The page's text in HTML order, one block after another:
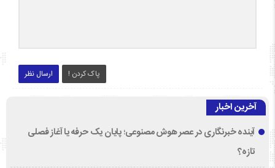
ارسال نظر پاک کردن !
آخرین اخبار
آینده خبرنگاری در عصر هوش مصنوعی؛ پایان یک حرفه یا آغاز فصلی
تازه؟